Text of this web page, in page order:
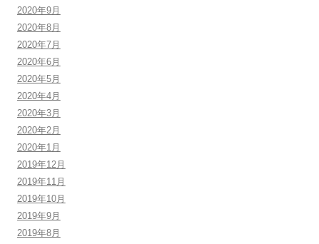
2020年9月
2020年8月
2020年7月
2020年6月
2020年5月
2020年4月
2020年3月
2020年2月
2020年1月
2019年12月
2019年11月
2019年10月
2019年9月
2019年8月